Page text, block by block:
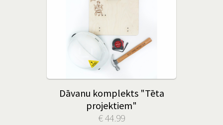
Dāvanu komplekts "Tēta
projektiem"
€ 44.99